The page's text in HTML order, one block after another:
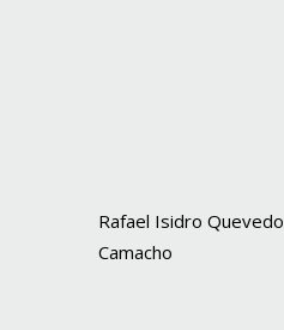
Rafael Isidro Quevedo
Camacho